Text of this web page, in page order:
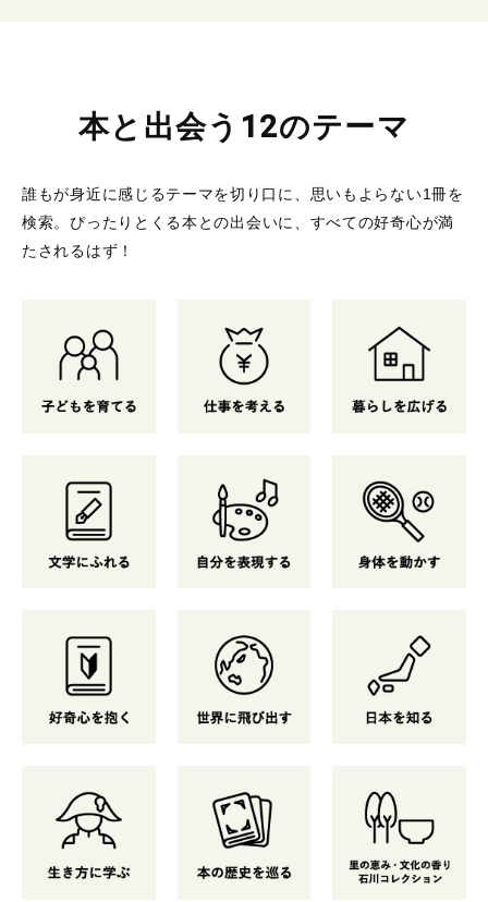
本と出会う12のテーマ
誰もが身近に感じるテーマを切り口に、思いもよらない1冊を
検索。 ぴったりとくる本との出会いに、すべての好奇心が満
たされるはず！